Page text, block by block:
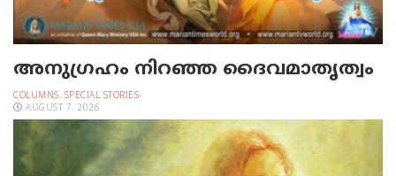
അനുഗ്രഹം നിറഞ്ഞ ദൈവമാതൃത്വം
COLUMNS, SPECIAL STORIES
AUGUST 7, 2026